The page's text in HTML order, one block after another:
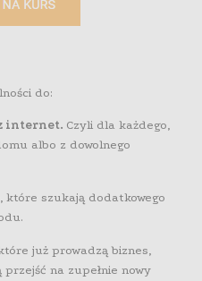
do:
internet. Czyli dla każdego,
albo z dowolnego
które szukają dodatkowego
już prowadzą biznes,
na zupełnie nowy